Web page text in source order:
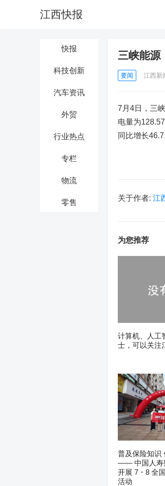
江西快报
快报
科技创新
汽车资讯
外贸
行业热点
专栏
物流
零售
三峡能源
要闻 江西新
7月4日，三
电量为
同比增长
关于作者: 江
为您推荐
计算机、人工
士，可以关注
普及保险知识
—— 中国人寿
开展 7・8 全
活动